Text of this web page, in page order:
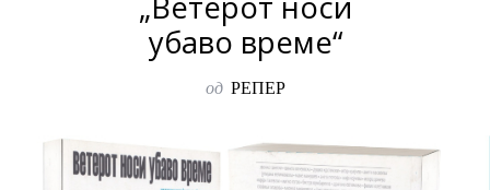
убаво време“
од РЕПЕР